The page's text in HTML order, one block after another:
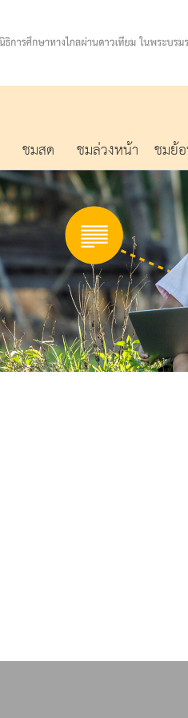
ชมสด ชมล่วงหน้า ชมย้